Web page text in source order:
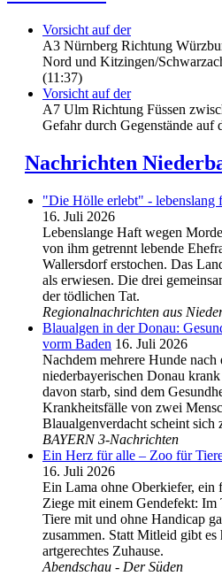
Vorsicht auf der
A3 Nürnberg Richtung
Nord und Kitzingen/
(11:37)
Vorsicht auf der
A7 Ulm Richtung Füssen
Gefahr durch Gegenstände auf
Nachrichten
"Die Hölle erlebt" -
16. Juli 2026
Lebenslange Haft wegen
von ihm getrennt lebende
Wallersdorf erstochen. Das
als erwiesen. Die drei
der tödlichen Tat.
Regionalnachrichten aus
Blaualgen in der Donau:
vorm Baden 16. Juli 2026
Nachdem mehrere Hunde
niederbayerischen Donau
davon starb, sind dem
Krankheitsfälle von zwei
Blaualgenverdacht scheint sich
BAYERN 3-Nachrichten
Ein Herz für alle – Zoo für
16. Juli 2026
Ein Lama ohne Oberkiefer, ein
Ziege mit einem Gendefekt: Im
Tiere mit und ohne Handicap
zusammen. Statt Mitleid gibt es
artgerechtes Zuhause.
Abendschau - Der Süden